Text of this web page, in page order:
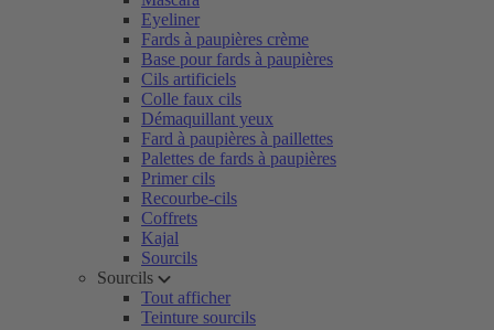
Eyeliner
Fards à paupières crème
Base pour fards à paupières
Cils artificiels
Colle faux cils
Démaquillant yeux
Fard à paupières à paillettes
Palettes de fards à paupières
Primer cils
Recourbe-cils
Coffrets
Kajal
Sourcils
Sourcils
Tout afficher
Teinture sourcils